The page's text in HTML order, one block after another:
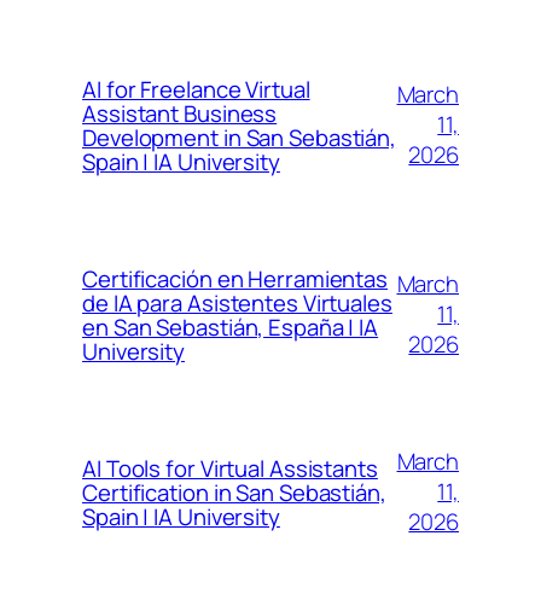
AI for Freelance Virtual
Assistant Business
Development in San Sebastián,
Spain | IA University
March
11,
2026
Certificación en Herramientas
de IA para Asistentes Virtuales
en San Sebastián, España | IA
University
March
11,
2026
AI Tools for Virtual Assistants
Certification in San Sebastián,
Spain | IA University
March
11,
2026